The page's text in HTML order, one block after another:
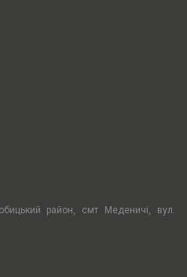
район, смт Меденичі, вул.